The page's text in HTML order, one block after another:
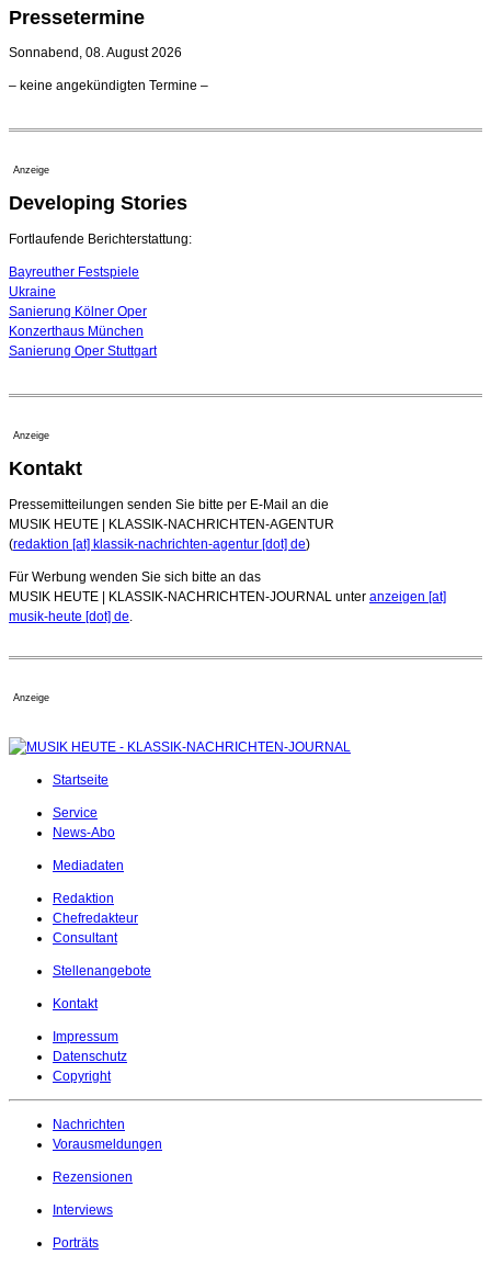
Kammerorchester Heilbronn: Chefdirigent Risto Joost
verlängert bis 2030
Ensemblemitglieder
Dirigent Nicolás Pasquet mit Würth-Preis der
Jeunesses Musicales ausgezeichnet
07. August 2026 - 13:20 Uhr
Pressetermine
Sonnabend, 08. August 2026
– keine angekündigten Termine –
Anzeige
Developing Stories
Fortlaufende Berichterstattung:
Bayreuther Festspiele
Ukraine
Sanierung Kölner Oper
Konzerthaus München
Sanierung Oper Stuttgart
Anzeige
Kontakt
Pressemitteilungen senden Sie bitte per E-Mail an die
MUSIK HEUTE | KLASSIK-NACHRICHTEN-AGENTUR
(redaktion [at] klassik-nachrichten-agentur [dot] de)
Für Werbung wenden Sie sich bitte an das
MUSIK HEUTE | KLASSIK-NACHRICHTEN-JOURNAL unter anzeigen [at]
musik-heute [dot] de.
Anzeige
Startseite
Service
News-Abo
Mediadaten
Redaktion
Chefredakteur
Consultant
Stellenangebote
Kontakt
Impressum
Datenschutz
Copyright
Nachrichten
Vorausmeldungen
Rezensionen
Interviews
Porträts